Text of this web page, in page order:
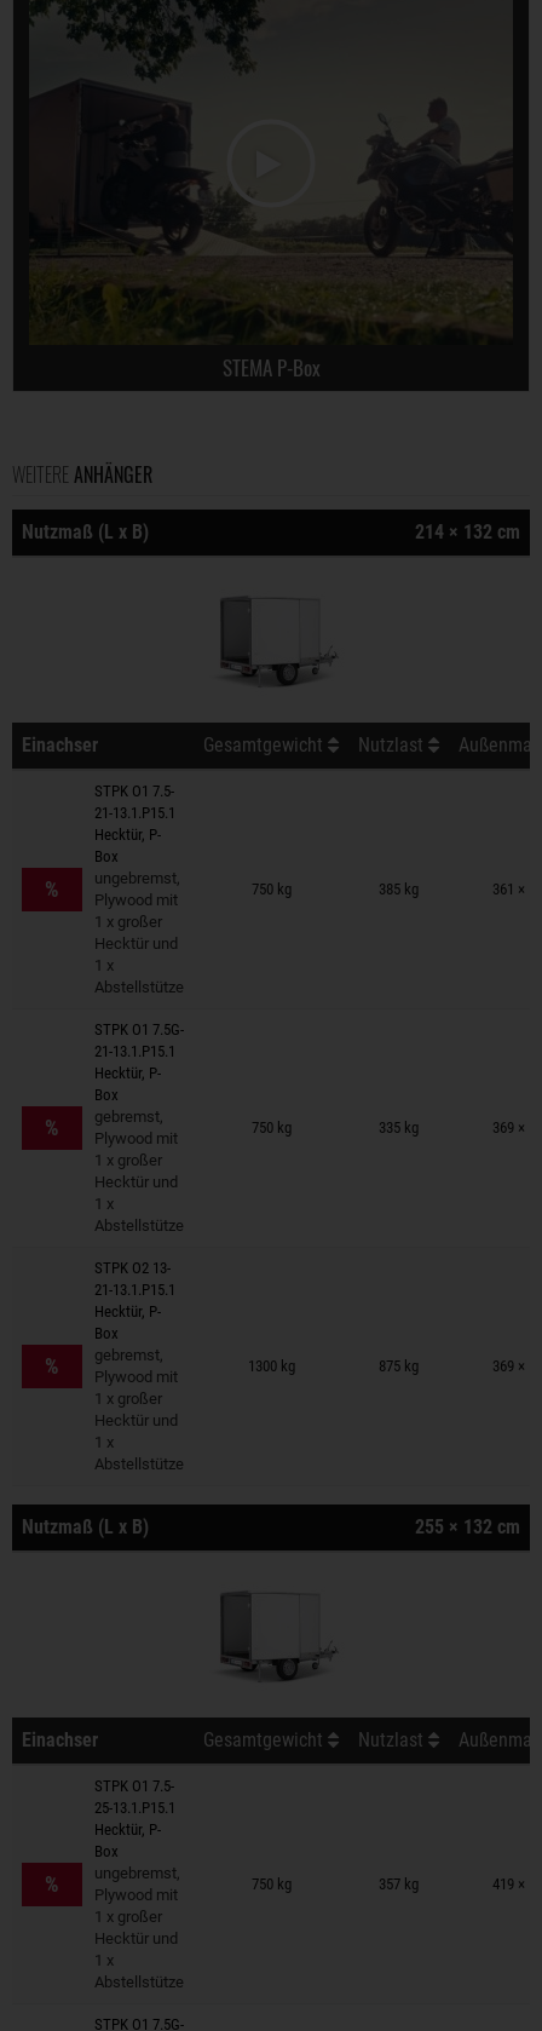
STEMA P-Box
WEITERE ANHÄNGER
Nutzmaß (L x B) 214 × 132 cm
Einachser Gesamtgewicht Nutzlast
%
STPK O1 7.5-
21-13.1.P15.1
Hecktür, P-
Box
ungebremst,
Plywood mit
1 x großer
Hecktür und
1 x
Abstellstütze
750 kg 385 kg 361 ×
Anhänger auf Merkzettel
%
STPK O1 7.5G-
21-13.1.P15.1
Hecktür, P-
Box
gebremst,
Plywood mit
1 x großer
Hecktür und
1 x
Abstellstütze
750 kg 335 kg 369 ×
Anhänger auf Merkzettel
%
STPK O2 13-
21-13.1.P15.1
Hecktür, P-
Box
gebremst,
Plywood mit
1 x großer
Hecktür und
1 x
Abstellstütze
1300 kg 875 kg 369 ×
Anhänger auf Merkzettel
Nutzmaß (L x B) 255 × 132 cm
Einachser Gesamtgewicht Nutzlast
%
STPK O1 7.5-
25-13.1.P15.1
Hecktür, P-
Box
ungebremst,
Plywood mit
1 x großer
Hecktür und
1 x
Abstellstütze
750 kg 357 kg 419 ×
Anhänger auf Merkzettel
STPK O1 7.5G-